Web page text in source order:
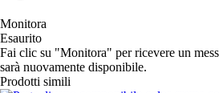
Monitora
Esaurito
Fai clic su "Monitora" per ricevere un
sarà nuovamente disponibile.
Prodotti simili